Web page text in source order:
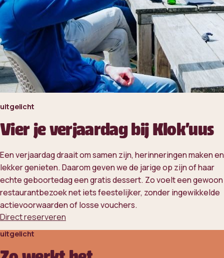
uitgelicht
Vier je verjaardag bij Klok'uus
Een verjaardag draait om samen zijn, herinneringen maken en
lekker genieten. Daarom geven we de jarige op zijn of haar
echte geboortedag een gratis dessert. Zo voelt een gewoon
restaurantbezoek net iets feestelijker, zonder ingewikkelde
actievoorwaarden of losse vouchers.
Direct reserveren
uitgelicht